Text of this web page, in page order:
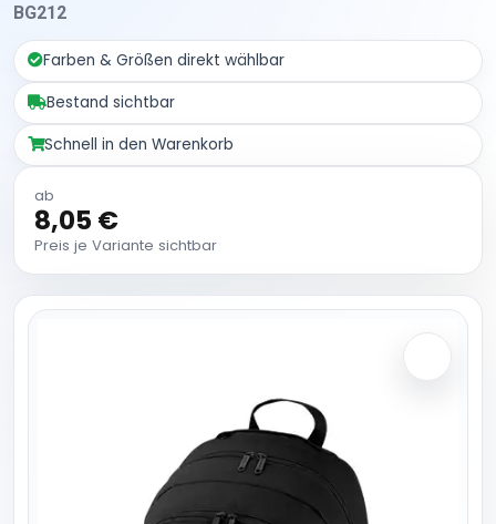
BG212
Farben & Größen direkt wählbar
Bestand sichtbar
Schnell in den Warenkorb
ab
8,05 €
Preis je Variante sichtbar